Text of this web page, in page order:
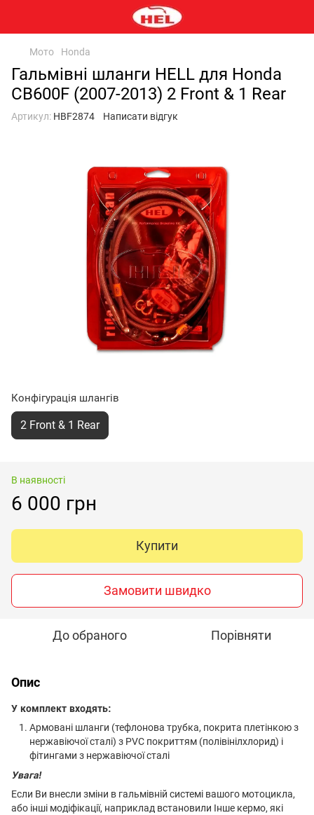
Мото Honda
Гальмівні шланги HELL для Honda
CB600F (2007-2013) 2 Front & 1 Rear
Артикул: HBF2874 Написати відгук
Конфігурація шлангів
2 Front & 1 Rear
В наявності
6 000 грн
Купити
Замовити швидко
До обраного Порівняти
Опис
У комплект входять:
Армовані шланги (тефлонова трубка, покрита плетінкою з
нержавіючої сталі) з PVC покриттям (полівінілхлорид) і
фітингами з нержавіючої сталі
Увага!
Если Ви внесли зміни в гальмівній системі вашого мотоцикла,
або інші модіфікації, наприклад встановили Інше кермо, які